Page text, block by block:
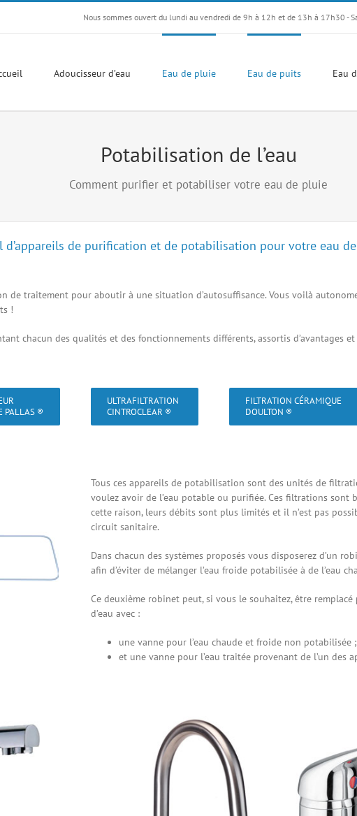
Nous sommes ouvert du lundi au vendredi de 9h à 12h et de 13h à 17h30 -
Adoucisseur d’eau Eau de pluie Eau de puits Eau
Potabilisation de l’eau
Comment purifier et potabiliser votre eau de pluie
d’appareils de purification et de potabilisation pour votre eau
de traitement pour aboutir à une situation d’autosuffisance. Vous voilà
!
chacun des qualités et des fonctionnements différents, assortis d’avantages et
PALLAS ®
ULTRAFILTRATION
CINTROCLEAR ®
FILTRATION CÉRAMIQUE
DOULTON ®
Tous ces appareils de potabilisation sont des unités de
voulez avoir de l’eau potable ou purifiée. Ces filtrations sont
cette raison, leurs débits sont plus limités et il n’est pas
circuit sanitaire.
Dans chacun des systèmes proposés vous disposerez d’un
afin d’éviter de mélanger l’eau froide potabilisée à de l’eau
Ce deuxième robinet peut, si vous le souhaitez, être
d’eau avec :
une vanne pour l’eau chaude et froide non potabilisée ;
et une vanne pour l’eau traitée provenant de l’un des